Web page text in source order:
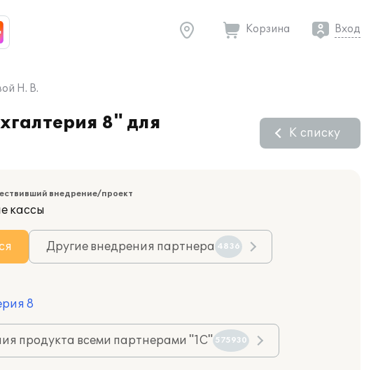
Корзина Вход
Н. В.
8" для
К списку
внедрение/проект
кассы
Другие внедрения партнера 4836
8
продукта всеми партнерами "1С" 575930